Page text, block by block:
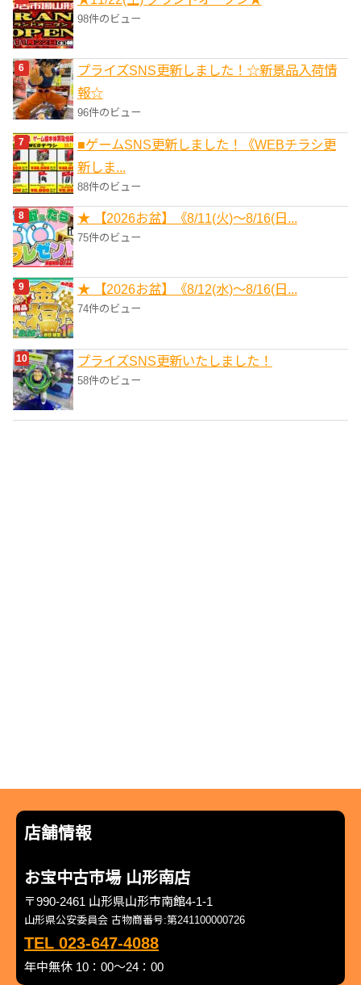
98件のビュー
プライズSNS更新しました！☆新景品入荷情
報☆
96件のビュー
■ゲームSNS更新しました！《WEBチラシ更
新しま...
88件のビュー
★ 【2026お盆】《8/11(火)～8/16(日...
75件のビュー
★ 【2026お盆】《8/12(水)～8/16(日...
74件のビュー
プライズSNS更新いたしました！
58件のビュー
店舗情報
お宝中古市場 山形南店
〒990-2461 山形県山形市南館4-1-1
山形県公安委員会 古物商番号:第241100000726
TEL 023-647-4088
年中無休 10：00～24：00